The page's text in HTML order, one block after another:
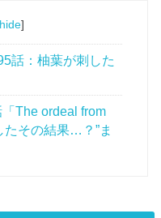
]
話：柚葉が刺した
The ordeal from
その結果…？”ま